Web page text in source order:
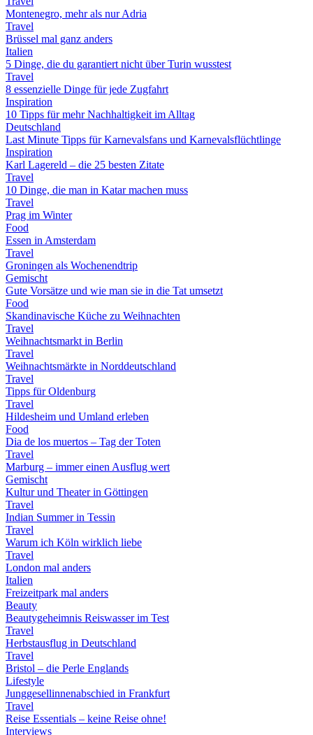
Montenegro, mehr als nur Adria
Travel
Brüssel mal ganz anders
Italien
5 Dinge, die du garantiert nicht über Turin wusstest
Travel
8 essenzielle Dinge für jede Zugfahrt
Inspiration
10 Tipps für mehr Nachhaltigkeit im Alltag
Deutschland
Last Minute Tipps für Karnevalsfans und Karnevalsflüchtlinge
Inspiration
Karl Lagereld – die 25 besten Zitate
Travel
10 Dinge, die man in Katar machen muss
Travel
Prag im Winter
Food
Essen in Amsterdam
Travel
Groningen als Wochenendtrip
Gemischt
Gute Vorsätze und wie man sie in die Tat umsetzt
Food
Skandinavische Küche zu Weihnachten
Travel
Weihnachtsmarkt in Berlin
Travel
Weihnachtsmärkte in Norddeutschland
Travel
Tipps für Oldenburg
Travel
Hildesheim und Umland erleben
Food
Dia de los muertos – Tag der Toten
Travel
Marburg – immer einen Ausflug wert
Gemischt
Kultur und Theater in Göttingen
Travel
Indian Summer in Tessin
Travel
Warum ich Köln wirklich liebe
Travel
London mal anders
Italien
Freizeitpark mal anders
Beauty
Beautygeheimnis Reiswasser im Test
Travel
Herbstausflug in Deutschland
Travel
Bristol – die Perle Englands
Lifestyle
Junggesellinnenabschied in Frankfurt
Travel
Reise Essentials – keine Reise ohne!
Interviews